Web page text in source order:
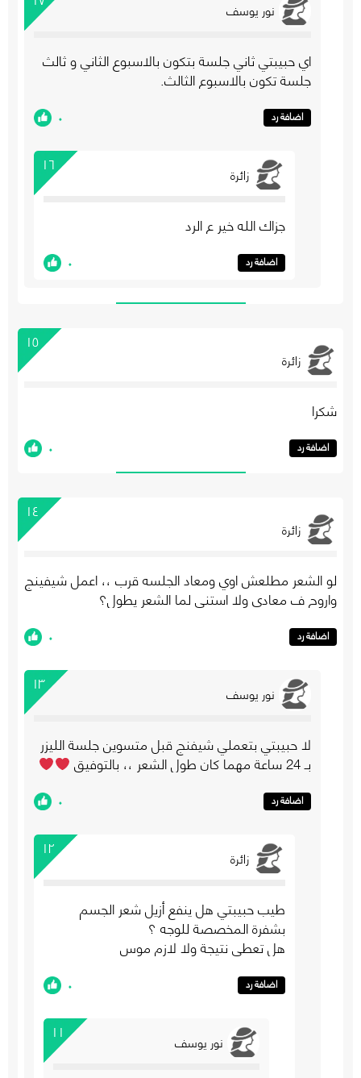
نور يوسف
اي حبيبتي ثاني جلسة بتكون بالاسبوع الثاني و ثالث
جلسة تكون بالاسبوع الثالث.
اضافة رد ٠
١٦ زائرة
جزاك الله خير ع الرد
اضافة رد ٠
١٥
زائرة
شكرا
اضافة رد ٠
١٤
زائرة
لو الشعر مطلعش اوي ومعاد الجلسه قرب ،، اعمل شيفينج
واروح ف معادي ولا استني لما الشعر يطول؟
اضافة رد ٠
١٣ نور يوسف
لا حبيبتي بتعملي شيفنج قبل متسوين جلسة الليزر
بـ 24 ساعة مهما كان طول الشعر ،، بالتوفيق
اضافة رد ٠
١٢ زائرة
طيب حبيبتي هل ينفع أزيل شعر الجسم
بشفرة المخصصة للوجه ؟
هل تعطي نتيجة ولا لازم موس
اضافة رد ٠
١١ نور يوسف